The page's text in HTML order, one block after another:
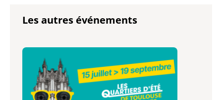
Les autres événements